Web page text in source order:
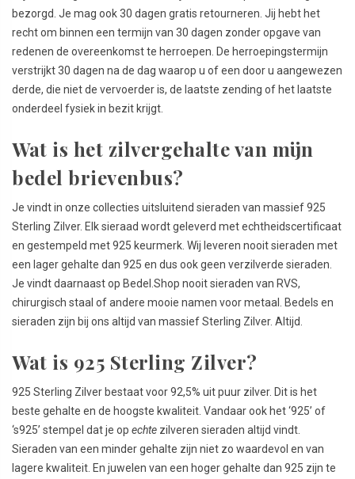
bezorgd. Je mag ook 30 dagen gratis retourneren. Jij hebt het
recht om binnen een termijn van 30 dagen zonder opgave van
redenen de overeenkomst te herroepen. De herroepingstermijn
verstrijkt 30 dagen na de dag waarop u of een door u aangewezen
derde, die niet de vervoerder is, de laatste zending of het laatste
onderdeel fysiek in bezit krijgt.
Wat is het zilvergehalte van mijn
bedel brievenbus?
Je vindt in onze collecties uitsluitend sieraden van massief 925
Sterling Zilver. Elk sieraad wordt geleverd met echtheidscertificaat
en gestempeld met 925 keurmerk. Wij leveren nooit sieraden met
een lager gehalte dan 925 en dus ook geen verzilverde sieraden.
Je vindt daarnaast op Bedel.Shop nooit sieraden van RVS,
chirurgisch staal of andere mooie namen voor metaal. Bedels en
sieraden zijn bij ons altijd van massief Sterling Zilver. Altijd.
Wat is 925 Sterling Zilver?
925 Sterling Zilver bestaat voor 92,5% uit puur zilver. Dit is het
beste gehalte en de hoogste kwaliteit. Vandaar ook het ‘925’ of
‘s925’ stempel dat je op echte zilveren sieraden altijd vindt.
Sieraden van een minder gehalte zijn niet zo waardevol en van
lagere kwaliteit. En juwelen van een hoger gehalte dan 925 zijn te